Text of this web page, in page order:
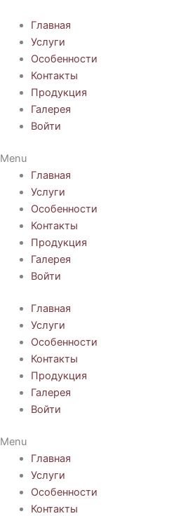
содержимому
Главная
Услуги
Особенности
Контакты
Продукция
Галерея
Войти
Menu
Главная
Услуги
Особенности
Контакты
Продукция
Галерея
Войти
Главная
Услуги
Особенности
Контакты
Продукция
Галерея
Войти
Menu
Главная
Услуги
Особенности
Контакты